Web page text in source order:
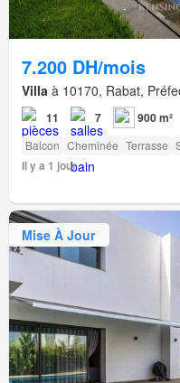
7.200 DH/mois
Villa à 10170, Rabat,
11 7 900 m²
Balcon Cheminée Terrasse
Il y a 1 jour
Mise À Jour